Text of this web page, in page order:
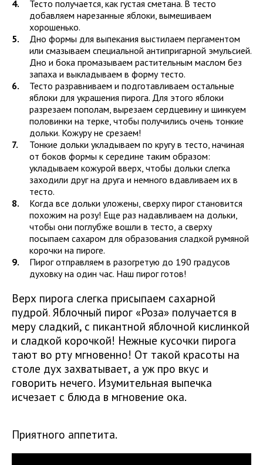
Тесто получается, как густая сметана. В тесто
добавляем нарезанные яблоки, вымешиваем
хорошенько.
Дно формы для выпекания выстилаем пергаментом
или смазываем специальной антипригарной эмульсией.
Дно и бока промазываем растительным маслом без
запаха и выкладываем в форму тесто.
Тесто разравниваем и подготавливаем остальные
яблоки для украшения пирога. Для этого яблоки
разрезаем пополам, вырезаем сердцевину и шинкуем
половинки на терке, чтобы получились очень тонкие
дольки. Кожуру не срезаем!
Тонкие дольки укладываем по кругу в тесто, начиная
от боков формы к середине таким образом:
укладываем кожурой вверх, чтобы дольки слегка
заходили друг на друга и немного вдавливаем их в
тесто.
Когда все дольки уложены, сверху пирог становится
похожим на розу! Еще раз надавливаем на дольки,
чтобы они поглубже вошли в тесто, а сверху
посыпаем сахаром для образования сладкой румяной
корочки на пироге.
Пирог отправляем в разогретую до 190 градусов
духовку на один час. Наш пирог готов!
Верх пирога слегка присыпаем сахарной
пудрой. Яблочный пирог «Роза» получается в
меру сладкий, с пикантной яблочной кислинкой
и сладкой корочкой! Нежные кусочки пирога
тают во рту мгновенно! От такой красоты на
столе дух захватывает, а уж про вкус и
говорить нечего. Изумительная выпечка
исчезает с блюда в мгновение ока.
Приятного аппетита.